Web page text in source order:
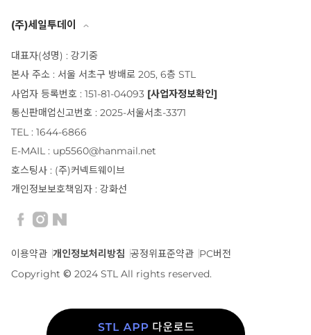
(주)세일투데이
대표자(성명) : 강기중
본사 주소 : 서울 서초구 방배로 205, 6층 STL
사업자 등록번호 : 151-81-04093 [사업자정보확인]
통신판매업신고번호 : 2025-서울서초-3371
TEL : 1644-6866
E-MAIL : up5560@hanmail.net
호스팅사 : (주)커넥트웨이브
개인정보보호책임자 : 강화선
이용약관 개인정보처리방침 공정위표준약관 PC버전
Copyright © 2024 STL All rights reserved.